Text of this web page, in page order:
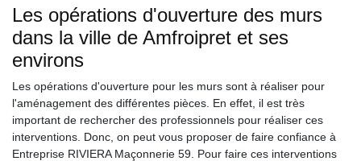
Les opérations d'ouverture des murs
dans la ville de Amfroipret et ses
environs
Les opérations d'ouverture pour les murs sont à réaliser pour
l'aménagement des différentes pièces. En effet, il est très
important de rechercher des professionnels pour réaliser ces
interventions. Donc, on peut vous proposer de faire confiance à
Entreprise RIVIERA Maçonnerie 59. Pour faire ces interventions